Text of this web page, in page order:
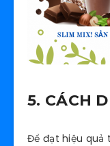
5. CÁCH
Để đạt hiệu quả